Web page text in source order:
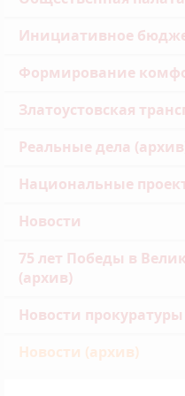
Инициативное
Формирование
Златоустовская
Реальные дела
Национальные
Новости
75 лет Победы в
(архив)
Новости прокуратуры
Новости (архив)